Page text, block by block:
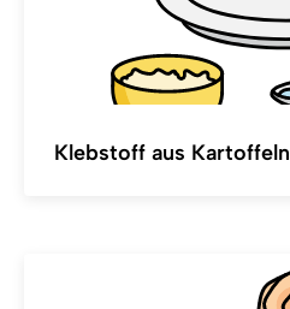
Klebstoff aus Kartoffeln